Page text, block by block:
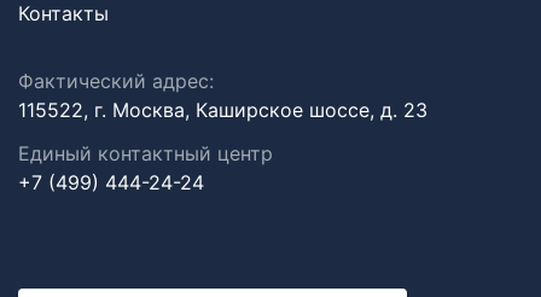
Контакты
Фактический адрес:
115522, г. Москва, Каширское шоссе, д. 23
Единый контактный центр
+7 (499) 444-24-24